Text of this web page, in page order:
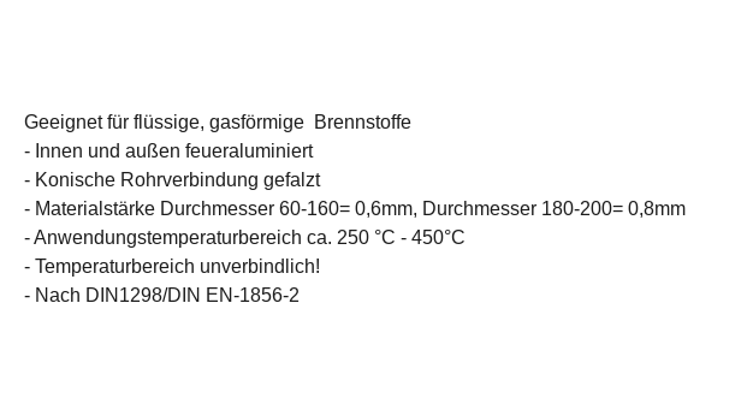
Geeignet für flüssige, gasförmige Brennstoffe
- Innen und außen feueraluminiert
- Konische Rohrverbindung gefalzt
- Materialstärke Durchmesser 60-160= 0,6mm, Durchmesser 180-200= 0,8mm
- Anwendungstemperaturbereich ca. 250 °C - 450°C
- Temperaturbereich unverbindlich!
- Nach DIN1298/DIN EN-1856-2